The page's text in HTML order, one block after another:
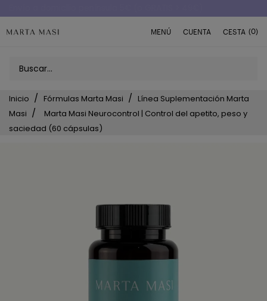
MENÚ CUENTA CESTA (0)
Inicio Fórmulas Marta Masi
Línea Suplementación Marta
Masi
Marta Masi Neurocontrol | Control del apetito, peso y
saciedad (60 cápsulas)